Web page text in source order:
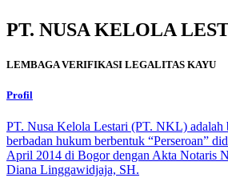
PT. NUSA KELOLA
LEMBAGA VERIFIKASI LEGALITAS KAYU
Profil
PT. Nusa Kelola Lestari (PT. NKL) adalah
berbadan hukum berbentuk “Perseroan”
April 2014 di Bogor dengan Akta Notaris
Diana Linggawidjaja, SH.